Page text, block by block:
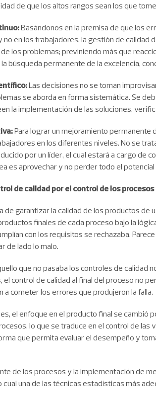
de que los altos rangos sean los que
Basándonos en la premisa de que los
no en los trabajadores, la gestión de
los problemas; previniendo más que
búsqueda permanente de la excelencia,
Las decisiones no se toman
se aborda en forma sistemática. Se
la implementación de las soluciones,
Para lograr un mejoramiento permanente
en los diferentes niveles. No se
por un líder, el cual estará a cargo de
es aprovechar y no perder todo el
de calidad por el control de los procesos
de garantizar la calidad de los productos de
finales de cada proceso bajo la
con los requisitos se rechazaba.
de lado lo malo.
que no pasaba los controles de calidad
el control de calidad al final del proceso no
a cometer los errores que produjeron la falla.
el enfoque en el producto final se cambió
lo que se traduce en el control de
que permita evaluar el desempeño y
de los procesos y la implementación de
cual una de las técnicas estadísticas más